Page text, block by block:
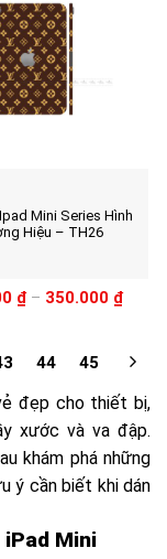
Mini Series Hình
Hiệu – TH26
₫– 350.000 ₫
44 45
đẹp cho thiết bị,
xước và va đập.
khám phá những
ý cần biết khi dán
Mini